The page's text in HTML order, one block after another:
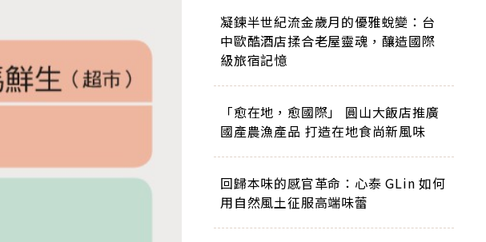
凝鍊半世紀流金歲月的優雅蛻變：台
中歐酷酒店揉合老屋靈魂，釀造國際
級旅宿記憶
「愈在地，愈國際」 圓山大飯店推廣
國產農漁產品 打造在地食尚新風味
回歸本味的感官革命：心泰 GLin 如何
用自然風土征服高端味蕾